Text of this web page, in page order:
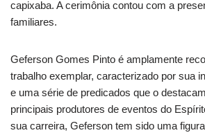
capixaba. A cerimônia contou com a
familiares.
Geferson Gomes Pinto é amplamente
trabalho exemplar, caracterizado por sua
e uma série de predicados que o
principais produtores de eventos do
sua carreira, Geferson tem sido uma